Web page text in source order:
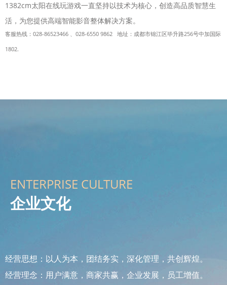
1382cm太阳在线玩游戏一直坚持以技术为核心，创造高品质智慧生
活，为您提供高端智能影音整体解决方案。
客服热线：028-86523466 、028-6550 9862 地址：成都市锦江区毕升路256号中加国际
1802.
ENTERPRISE CULTURE
企业文化
经营思想：以人为本，团结务实，深化管理，共创辉煌。
经营理念：用户满意，商家共赢，企业发展，员工增值。